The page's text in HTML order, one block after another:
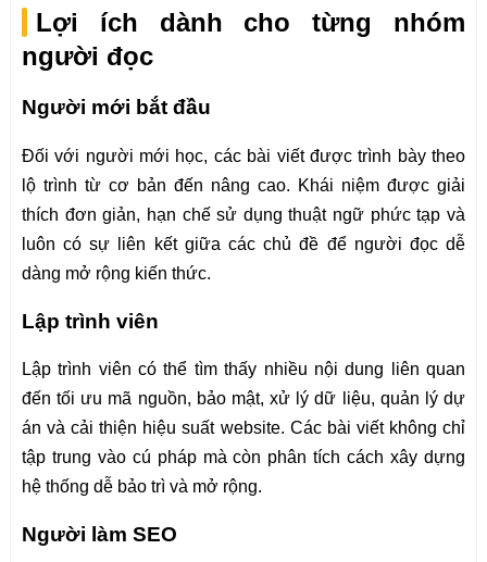
Lợi ích dành cho từng nhóm
người đọc
Người mới bắt đầu
Đối với người mới học, các bài viết được trình bày theo
lộ trình từ cơ bản đến nâng cao. Khái niệm được giải
thích đơn giản, hạn chế sử dụng thuật ngữ phức tạp và
luôn có sự liên kết giữa các chủ đề để người đọc dễ
dàng mở rộng kiến thức.
Lập trình viên
Lập trình viên có thể tìm thấy nhiều nội dung liên quan
đến tối ưu mã nguồn, bảo mật, xử lý dữ liệu, quản lý dự
án và cải thiện hiệu suất website. Các bài viết không chỉ
tập trung vào cú pháp mà còn phân tích cách xây dựng
hệ thống dễ bảo trì và mở rộng.
Người làm SEO